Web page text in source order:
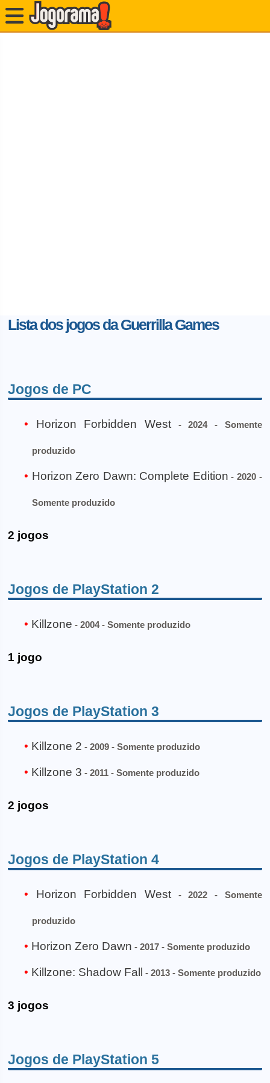
Lista dos jogos da Guerrilla Games
Jogos de PC
Horizon Forbidden West- 2024 - Somente
produzido
Horizon Zero Dawn: Complete Edition - 2020 -
Somente produzido
2 jogos
Jogos de PlayStation 2
Killzone - 2004 - Somente produzido
1 jogo
Jogos de PlayStation 3
Killzone 2 - 2009 - Somente produzido
Killzone 3 - 2011 - Somente produzido
2 jogos
Jogos de PlayStation 4
Horizon Forbidden West- 2022 - Somente
produzido
Horizon Zero Dawn - 2017 - Somente produzido
Killzone: Shadow Fall - 2013 - Somente produzido
3 jogos
Jogos de PlayStation 5